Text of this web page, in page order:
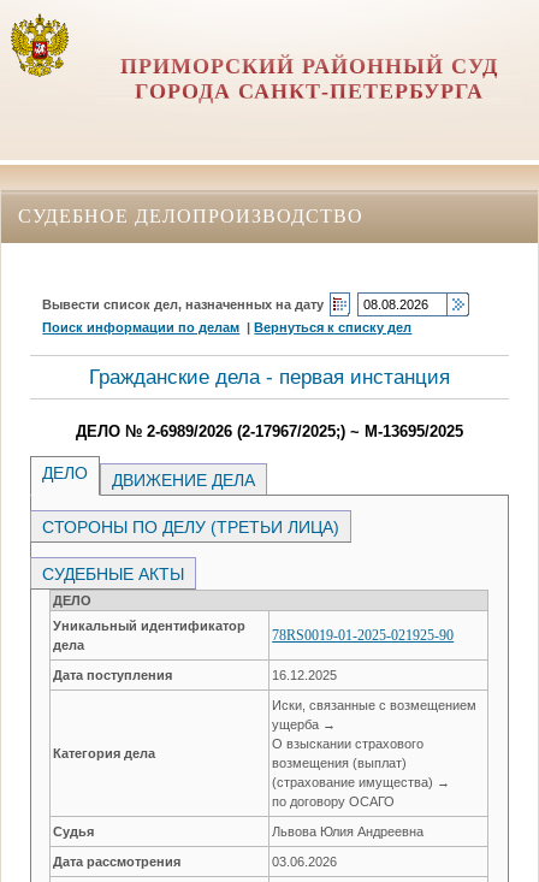
ПРИМОРСКИЙ РАЙОННЫЙ СУД
ГОРОДА САНКТ-ПЕТЕРБУРГА
СУДЕБНОЕ ДЕЛОПРОИЗВОДСТВО
Вывести список дел, назначенных на дату
Поиск информации по делам |Вернуться к списку дел
Гражданские дела - первая инстанция
ДЕЛО № 2-6989/2026 (2-17967/2025;) ~ М-13695/2025
ДЕЛО ДВИЖЕНИЕ ДЕЛА
СТОРОНЫ ПО ДЕЛУ (ТРЕТЬИ ЛИЦА)
СУДЕБНЫЕ АКТЫ
ДЕЛО
Уникальный идентификатор
дела
78RS0019-01-2025-021925-90
Дата поступления 16.12.2025
Категория дела
Иски, связанные с возмещением
ущерба →
О взыскании страхового
возмещения (выплат)
(страхование имущества) →
по договору ОСАГО
Судья Львова Юлия Андреевна
Дата рассмотрения 03.06.2026